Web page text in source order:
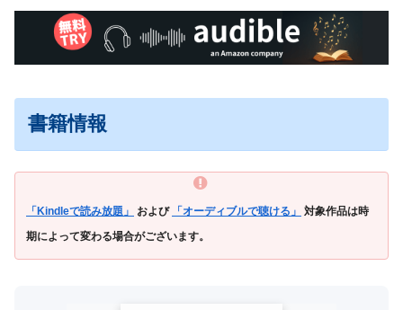
書籍情報
「Kindleで読み放題」 および 「オーディブルで聴ける」
対象作品は時
期によって変わる場合がございます。